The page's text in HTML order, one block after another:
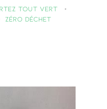
Tout Vert
Zéro déchet